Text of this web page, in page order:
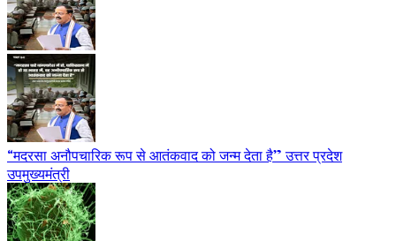
“मदरसा अनौपचारिक रूप से आतंकवाद को जन्म देता है” उत्तर प्रदेश
उपमुख्यमंत्री